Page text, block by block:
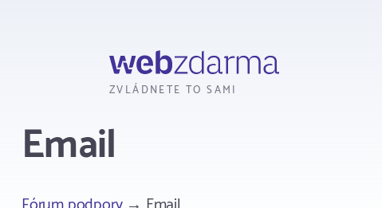
ZVLÁDNETE TO SAMI
Email